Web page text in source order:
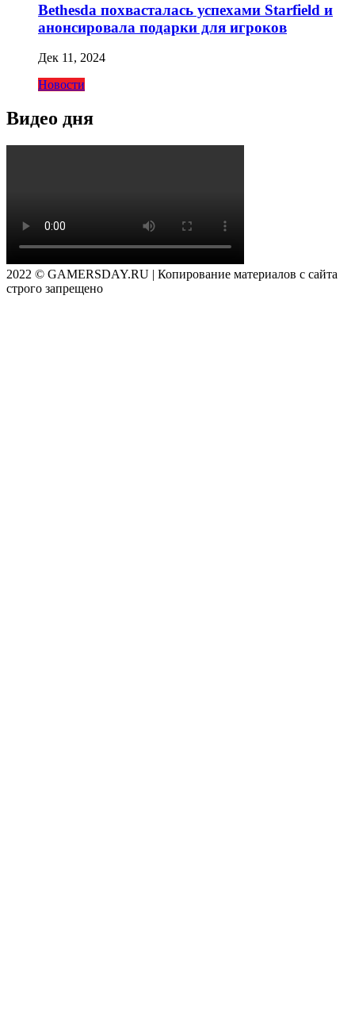
Bethesda похвасталась успехами Starfield и
анонсировала подарки для игроков
Дек 11, 2024
Новости
Видео дня
2022 © GAMERSDAY.RU | Копирование материалов с сайта
строго запрещено